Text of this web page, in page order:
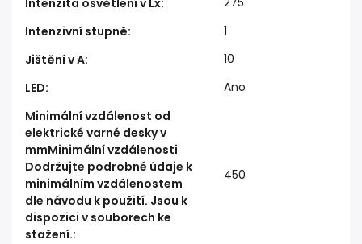
Intenzita osvětlení v Lx:
Intenzivní stupně:
1
Jištění v A:
10
LED:
Ano
Minimální vzdálenost od
elektrické varné desky v
mmMinimální vzdálenosti
Dodržujte podrobné údaje k
minimálním vzdálenostem
dle návodu k použití. Jsou k
dispozici v souborech ke
stažení.:
450